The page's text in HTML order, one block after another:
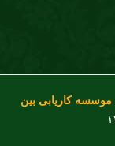
موسسه کاریابی بین